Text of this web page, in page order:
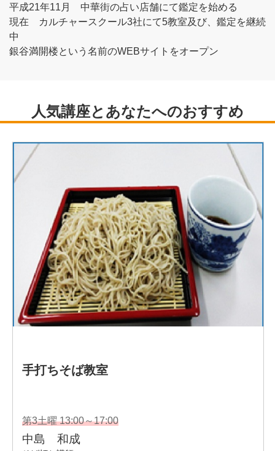
平成21年11月 中華街の占い店舗にて鑑定を始める
現在 カルチャースクール3社にて5教室及び、鑑定を継続
中
銀谷満開楼という名前のWEBサイトをオープン